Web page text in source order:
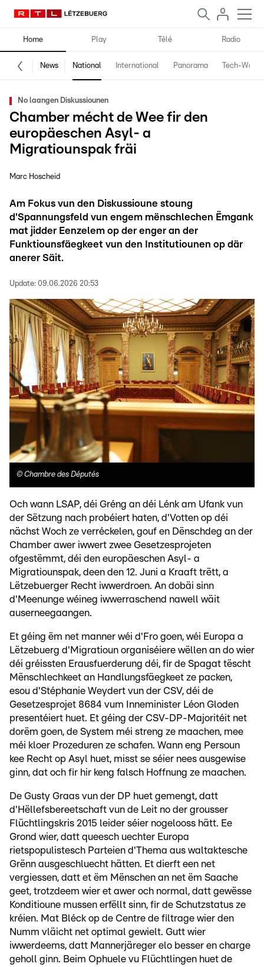
Home Play Télé Radio
News National International Panorama Tech-World
No laangen Diskussiounen
Chamber mécht de Wee fir den
europäeschen Asyl- a
Migratiounspak fräi
Marc Hoscheid
Am Fokus vun den Diskussioune stoung
d'Spannungsfeld vun engem mënschlechen Ëmgank
mat jidder Eenzelem op der enger an der
Funktiounsfäegkeet vun den Institutiounen op där
anerer Säit.
Update: 09.06.2026 20:53
© Chambre des Députés
Och wann LSAP, déi Gréng an déi Lénk am Ufank vun
der Sëtzung nach probéiert haten, d'Votten op déi
nächst Woch ze verréckelen, gouf en Dënschdeg an der
Chamber awer iwwert zwee Gesetzesprojeten
ofgestëmmt, déi den europäeschen Asyl- a
Migratiounspak, deen den 12. Juni a Kraaft trëtt, a
Lëtzebuerger Recht iwwerdroen. An dobäi sinn
d'Meenunge wéineg iwwerraschend nawell wäit
auserneegaangen.
Et géing ëm net manner wéi d'Fro goen, wéi Europa a
Lëtzebuerg d'Migratioun organiséiere wëllen an do wier
déi gréissten Erausfuerderung déi, fir de Spagat tëscht
Mënschlechkeet an Handlungsfäegkeet ze packen,
esou d'Stéphanie Weydert vun der CSV, déi de
Gesetzesprojet 8684 vum Inneminister Léon Gloden
presentéiert huet. Et géing der CSV-DP-Majoritéit net
dorëm goen, de System méi streng ze maachen, mee
méi kloer Prozeduren ze schafen. Wann eng Persoun
kee Recht op Asyl huet, misst se séier nees ausgewise
ginn, dat och fir hir keng falsch Hoffnung ze maachen.
De Gusty Graas vun der DP huet gemengt, datt
d'Hëllefsbereetschaft vun de Leit no der grousser
Flüchtlingskris 2015 leider séier nogelooss hätt. Ee
Grond wier, datt queesch uechter Europa
rietspopulistesch Parteien d'Thema aus waltaktesche
Grënn ausgeschluecht hätten. Et dierft een net
vergiessen, datt et ëm Mënschen an net ëm Saache
geet, trotzdeem wier et awer och normal, datt gewësse
Konditioune mussen erfëllt sinn, fir de Schutzstatus ze
kréien. Mat Bléck op de Centre de filtrage wier den
Numm vläicht net optimal gewielt. Gutt wier
iwwerdeems, datt Mannerjäreger elo besser en charge
geholl ginn. Beim Ophuele vu Flüchtlingen huet de